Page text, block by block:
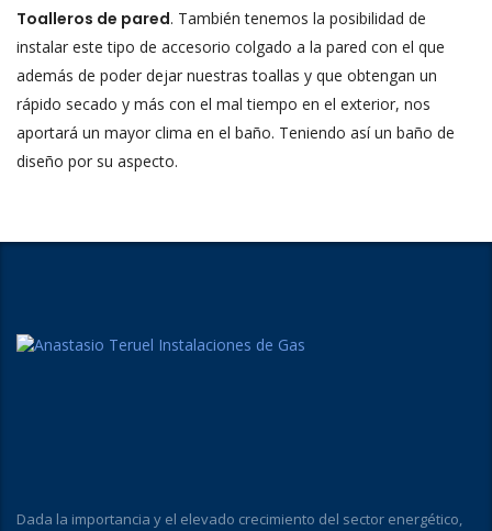
Toalleros de pared. También tenemos la posibilidad de
instalar este tipo de accesorio colgado a la pared con el que
además de poder dejar nuestras toallas y que obtengan un
rápido secado y más con el mal tiempo en el exterior, nos
aportará un mayor clima en el baño. Teniendo así un baño de
diseño por su aspecto.
Dada la importancia y el elevado crecimiento del sector energético,